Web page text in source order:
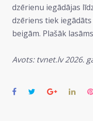
dzērienu iegādājas
dzēriens tiek
beigām. Plašāk lasāms
Avots: tvnet.lv 2026.
Facebook
TwitterGoogle+